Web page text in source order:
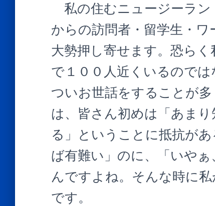
私の住むニュージーラン
からの訪問者・留学生・
大勢押し寄せます。恐ら
で１００人近くいるので
ついお世話をすることが
は、皆さん初めは「あま
る」ということに抵抗が
ば有難い」のに、「いや
んですよね。そんな時に
です。